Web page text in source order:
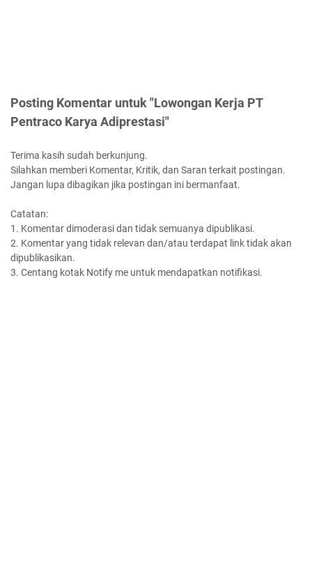
Posting Komentar untuk "Lowongan Kerja PT
Pentraco Karya Adiprestasi"
Terima kasih sudah berkunjung.
Silahkan memberi Komentar, Kritik, dan Saran terkait postingan.
Jangan lupa dibagikan jika postingan ini bermanfaat.
Catatan:
1. Komentar dimoderasi dan tidak semuanya dipublikasi.
2. Komentar yang tidak relevan dan/atau terdapat link tidak akan
dipublikasikan.
3. Centang kotak Notify me untuk mendapatkan notifikasi.